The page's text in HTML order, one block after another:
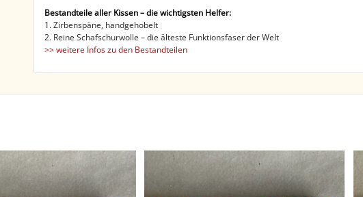
Bestandteile aller Kissen – die wichtigsten Helfer:
1. Zirbenspäne, handgehobelt
2. Reine Schafschurwolle – die älteste Funktionsfaser der Welt
>> weitere Infos zu den Bestandteilen